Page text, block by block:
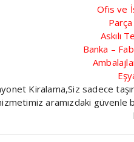
Ofis ve
Askılı
Banka –
Kiralama,Siz sadece
aramızdaki